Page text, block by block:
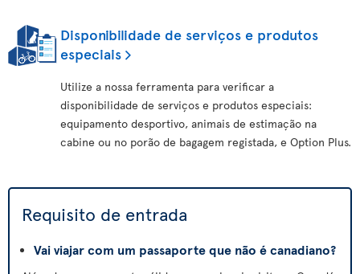
Disponibilidade de serviços e produtos
especiais
Utilize a nossa ferramenta para verificar a
disponibilidade de serviços e produtos especiais:
equipamento desportivo, animais de estimação na
cabine ou no porão de bagagem registada, e Option Plus.
Requisito de entrada
Vai viajar com um passaporte que não é canadiano?